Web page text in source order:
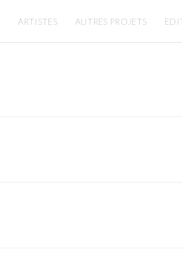
ARTISTES AUTRES PROJETS